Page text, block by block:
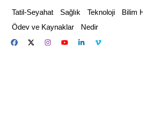
content
Tatil-Seyahat Sağlık Teknoloji
Bilim
Ödev ve Kaynaklar
Nedir